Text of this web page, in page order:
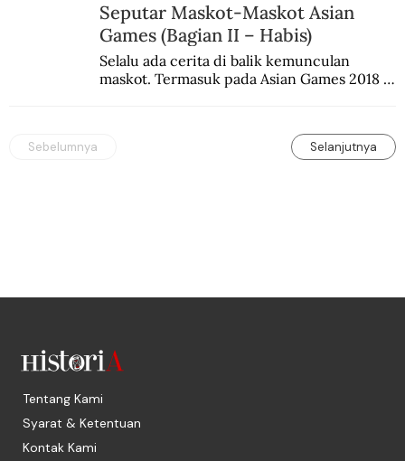
Seputar Maskot-Maskot Asian
Games (Bagian II – Habis)
Selalu ada cerita di balik kemunculan
maskot. Termasuk pada Asian Games 2018
Sebelumnya Selanjutnya
Tentang Kami
Syarat & Ketentuan
Kontak Kami